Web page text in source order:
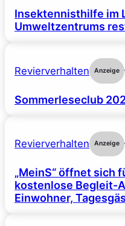
Insektennisthilfe im
Umweltzentrums
Revierverhalten Anzeige
Sommerleseclub
Revierverhalten Anzeige
„MeinS“ öffnet sich
kostenlose Begleit-
Einwohner,